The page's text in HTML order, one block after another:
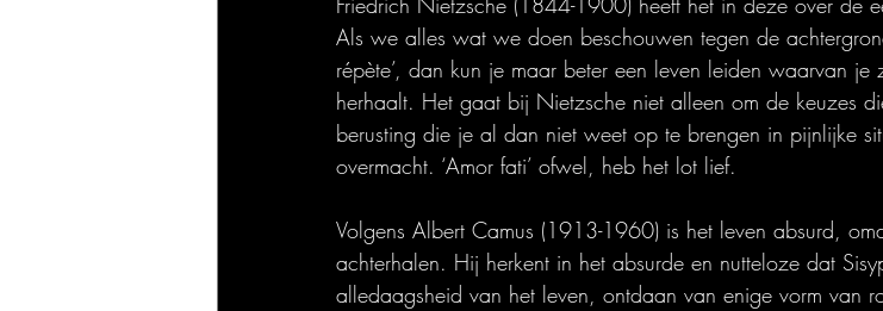
Als we alles wat we doen beschouwen tegen de
répète’, dan kun je maar beter een leven leiden waarvan
herhaalt. Het gaat bij Nietzsche niet alleen om de keuzes
berusting die je al dan niet weet op te brengen in pijnlijke
overmacht. ‘Amor fati’ ofwel, heb het lot lief.
Volgens Albert Camus (1913-1960) is het leven absurd,
achterhalen. Hij herkent in het absurde en nutteloze dat
alledaagsheid van het leven, ontdaan van enige vorm van